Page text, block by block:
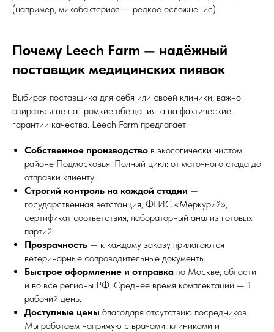
(например, микобактериоз — редкое осложнение).
Почему Leech Farm — надёжный
поставщик медицинских пиявок
Выбирая поставщика для себя или своей клиники, важно
опираться не на громкие обещания, а на фактические
гарантии качества. Leech Farm предлагает:
Собственное производство в экологически чистом
районе Подмосковья. Полный цикл: от маточного стада до
отправки клиенту.
Строгий контроль на каждой стадии —
государственная ветстанция, ФГИС «Меркурий»,
сертификат соответствия, лабораторный анализ готовых
партий.
Прозрачность — к каждому заказу прилагаются
ветеринарные сопроводительные документы.
Быстрое оформление и отправка по Москве, области
и во все регионы РФ. Среднее время комплектации — 1
рабочий день.
Доступные цены благодаря отсутствию посредников.
Мы работаем напрямую с врачами, клиниками и